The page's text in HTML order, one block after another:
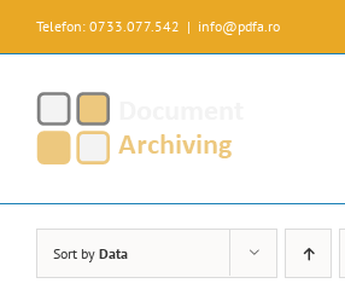
content
Telefon: 0733.077.542 | info@pdfa.ro
Sort by Data